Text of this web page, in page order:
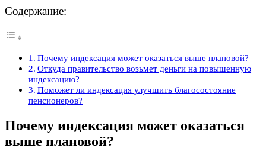
Содержание:
Почему индексация может оказаться выше плановой?
Откуда правительство возьмет деньги на повышенную
индексацию?
Поможет ли индексация улучшить благосостояние
пенсионеров?
Почему индексация может оказаться
выше плановой?